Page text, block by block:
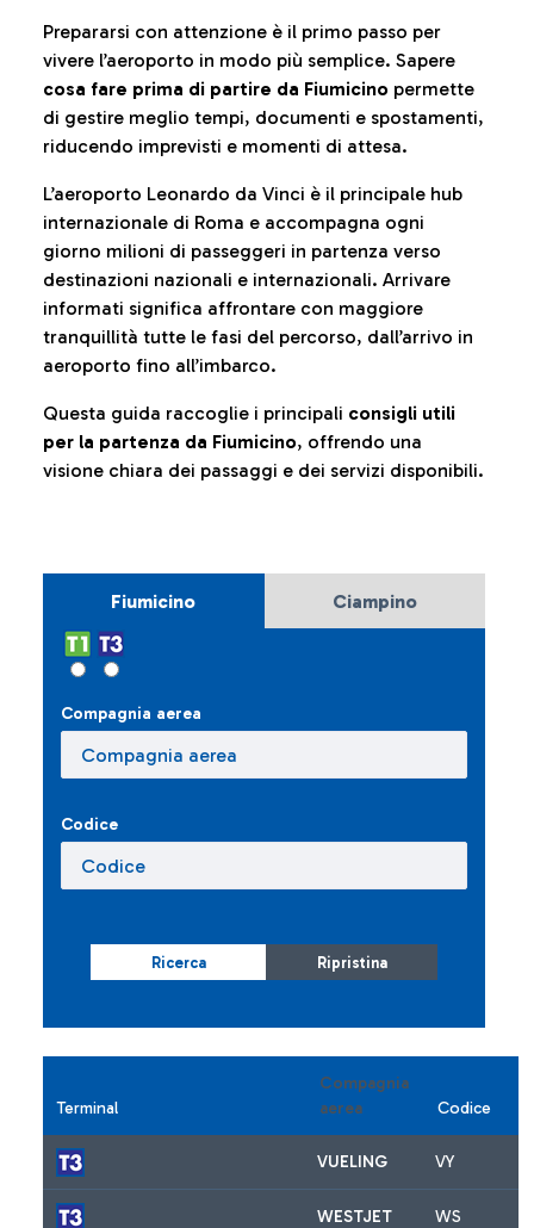
Prepararsi con attenzione è il primo passo per
vivere l’aeroporto in modo più semplice. Sapere
cosa fare prima di partire da Fiumicino permette
di gestire meglio tempi, documenti e spostamenti,
riducendo imprevisti e momenti di attesa.
L’aeroporto Leonardo da Vinci è il principale hub
internazionale di Roma e accompagna ogni
giorno milioni di passeggeri in partenza verso
destinazioni nazionali e internazionali. Arrivare
informati significa affrontare con maggiore
tranquillità tutte le fasi del percorso, dall’arrivo in
aeroporto fino all’imbarco.
Questa guida raccoglie i principali consigli utili
per la partenza da Fiumicino, offrendo una
visione chiara dei passaggi e dei servizi disponibili.
Fiumicino Ciampino
Compagnia aerea
Codice
Ricerca Ripristina
Terminal
Compagnia
aerea
Codice
VUELING VY
WESTJET WS